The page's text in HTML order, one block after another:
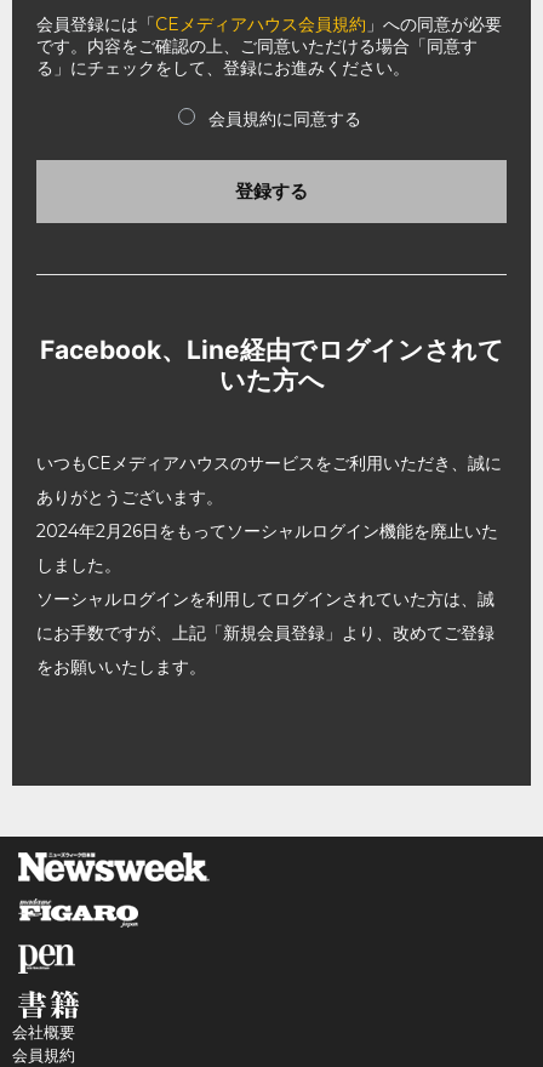
会員登録には「CEメディアハウス会員規約 」への同意が必要
です。内容をご確認の上、ご同意いただける場合「同意す
る」にチェックをして、登録にお進みください。
会員規約に同意する
登録する
Facebook、Line経由でログインされて
いた方へ
いつもCEメディアハウスのサービスをご利用いただき、誠に
ありがとうございます。
2024年2月26日をもってソーシャルログイン機能を廃止いた
しました。
ソーシャルログインを利用してログインされていた方は、誠
にお手数ですが、上記「新規会員登録」より、改めてご登録
をお願いいたします。
会社概要
会員規約